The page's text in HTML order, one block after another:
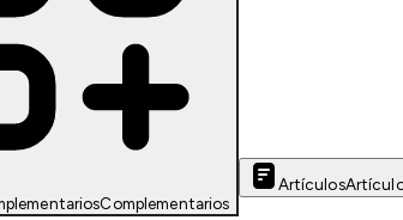
Complementarios
Artículos